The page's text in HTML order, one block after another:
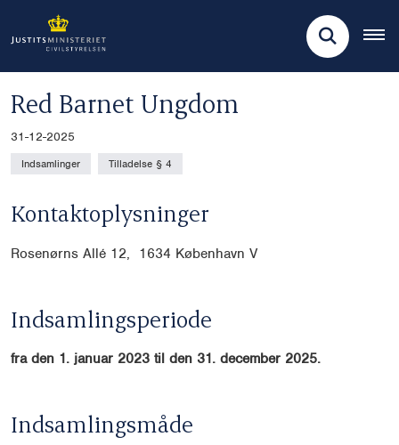
Red Barnet Ungdom
31-12-2025
Indsamlinger Tilladelse § 4
Kontaktoplysninger
Rosenørns Allé 12, 1634 København V
Indsamlingsperiode
fra den 1. januar 2023 til den 31. december 2025.
Indsamlingsmåde